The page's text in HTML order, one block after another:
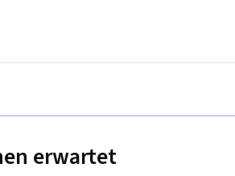
erwartet